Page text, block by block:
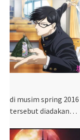
di musim spring
tersebut diadakan…